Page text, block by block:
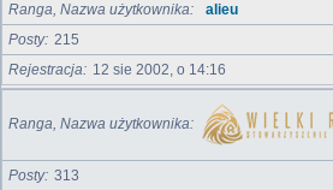
Ranga, Nazwa użytkownika
alieu
Posty 215
Rejestracja
12 sie 2002, o 14:16
Ranga, Nazwa użytkownika
Posty 313